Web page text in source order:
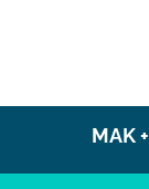
MAK +